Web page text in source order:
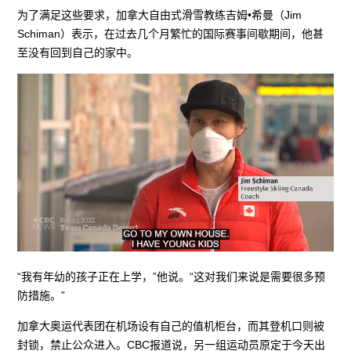
为了满足这些要求，加拿大自由式滑雪教练吉姆•希曼（Jim
Schiman）表示，在过去几个月繁忙的国际赛事间歇期间，他甚
至没有回到自己的家中。
“我有年幼的孩子正在上学，”他说。“这对我们来说是需要很多预
防措施。”
加拿大奥运代表团在机场设有自己的值机柜台，而其登机口则被
封锁，禁止公众进入。CBC报道说，另一组运动员原定于今天出